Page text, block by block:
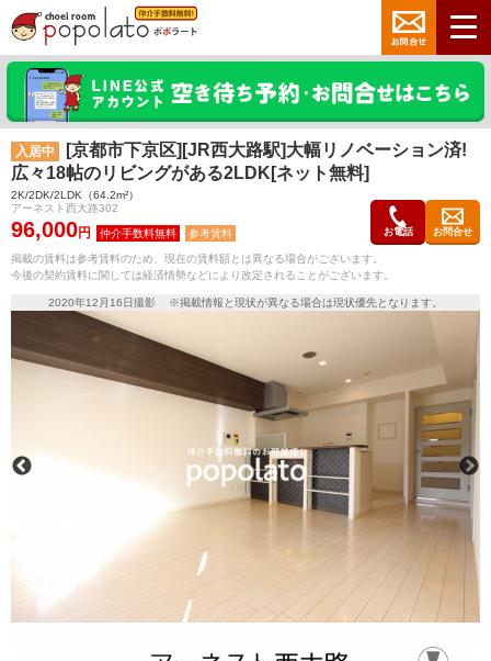
入居中
[京都市下京区][JR西大路駅]大幅リノベーション済!
広々18帖のリビングがある2LDK[ネット無料]
2K/2DK/2LDK（64.2m²）
アーネスト西大路302
96,000円 参考賃料 お電話 お問合せ
掲載の賃料は参考賃料のため、現在の賃料額とは異なる場合がございます。
今後の契約賃料に関しては経済情勢などにより改定されることがございます。
2020年12月16日撮影 ※掲載情報と現状が異なる場合は現状優先となります。